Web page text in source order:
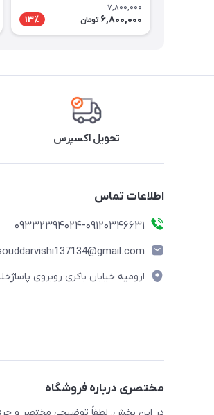
7,800,000
6,800,000 تومان 13٪
تحویل اکسپرس
اطلاعات تماس
09332394024-09120346631
ارومیه خیابان باکری روبروی
مختصری درباره فروشگاه